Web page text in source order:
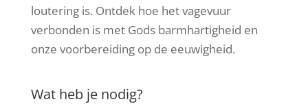
loutering is. Ontdek hoe het vagevuur
verbonden is met Gods barmhartigheid en
onze voorbereiding op de eeuwigheid.
Wat heb je nodig?